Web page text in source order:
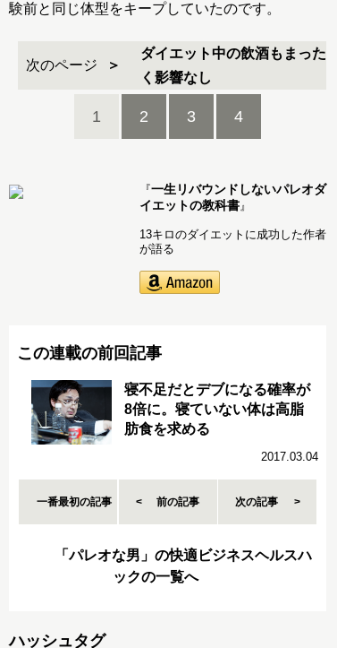
験前と同じ体型をキープしていたのです。
次のページ
ダイエット中の飲酒もまった
く影響なし
1 2 3 4
『一生リバウンドしないパレオダ
イエットの教科書』
13キロのダイエットに成功した作者
が語る
この連載の前回記事
寝不足だとデブになる確率が
8倍に。寝ていない体は高脂
肪食を求める
2017.03.04
一番最初の記事 前の記事 次の記事
「パレオな男」の快適ビジネスヘルスハ
ックの一覧へ
ハッシュタグ